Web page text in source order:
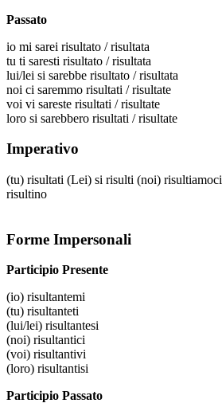
Passato
io mi sarei risultato / risultata
tu ti saresti risultato / risultata
lui/lei si sarebbe risultato / risultata
noi ci saremmo risultati / risultate
voi vi sareste risultati / risultate
loro si sarebbero risultati / risultate
Imperativo
(tu) risultati (Lei) si risulti (noi) risultiamoci
risultino
Forme Impersonali
Participio Presente
(io) risultantemi
(tu) risultanteti
(lui/lei) risultantesi
(noi) risultantici
(voi) risultantivi
(loro) risultantisi
Participio Passato